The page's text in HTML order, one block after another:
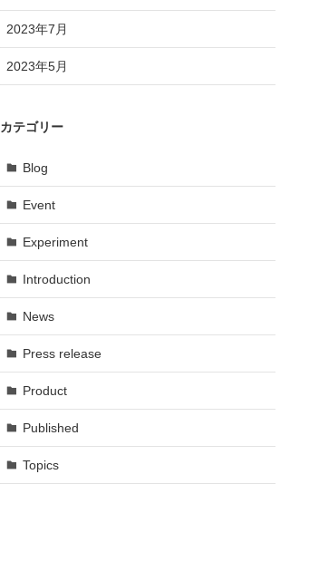
2023年7月
2023年5月
カテゴリー
Blog
Event
Experiment
Introduction
News
Press release
Product
Published
Topics